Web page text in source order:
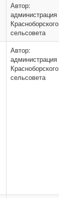
Автор:
администрация
Красноборского
сельсовета
Автор:
администрация
Красноборского
сельсовета